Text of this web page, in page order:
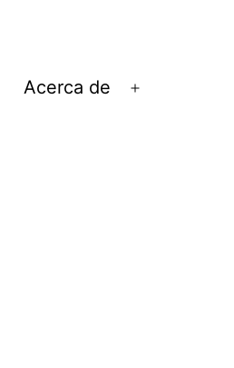
Abrir
Acerca de